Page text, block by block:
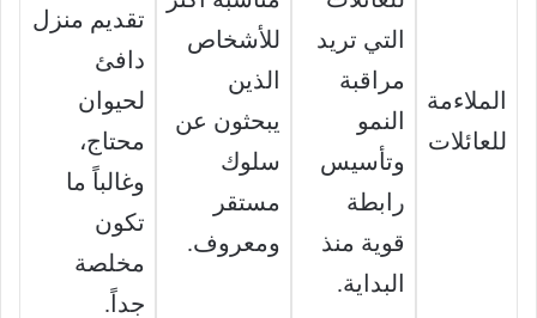
الملاءمة
للعائلات
التي تريد
مراقبة
النمو
وتأسيس
رابطة
قوية منذ
البداية.
للأشخاص
الذين
يبحثون عن
سلوك
مستقر
ومعروف.
تقديم منزل
دافئ
لحيوان
محتاج،
وغالباً ما
تكون
مخلصة
جداً.